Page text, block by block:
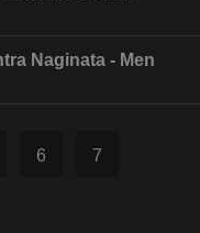
Naginata - Men
6 7